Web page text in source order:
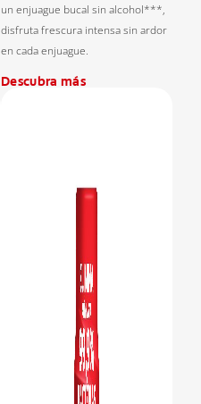
un enjuague bucal sin alcohol***,
disfruta frescura intensa sin ardor
en cada enjuague.
Descubra más